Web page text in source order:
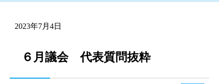
2023年7月4日
６月議会 代表質問抜粋